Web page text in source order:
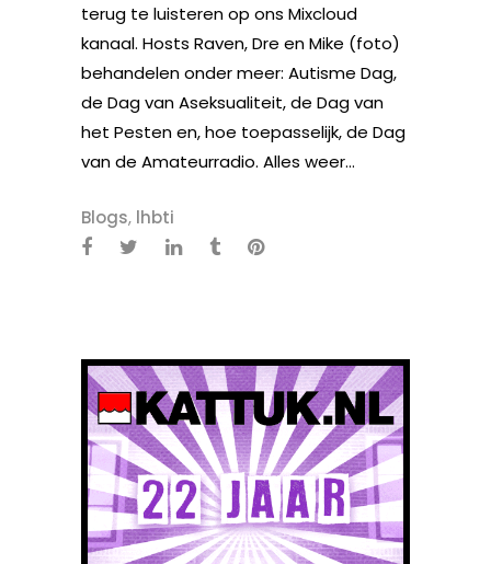
terug te luisteren op ons Mixcloud
kanaal. Hosts Raven, Dre en Mike (foto)
behandelen onder meer: Autisme Dag,
de Dag van Aseksualiteit, de Dag van
het Pesten en, hoe toepasselijk, de Dag
van de Amateurradio. Alles weer...
Blogs, lhbti